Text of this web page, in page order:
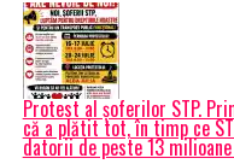
Protest al șoferilor STP.
că a plătit tot, în timp ce
datorii de peste 13